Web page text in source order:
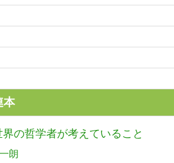
本
界の哲学者が考えていること
朗